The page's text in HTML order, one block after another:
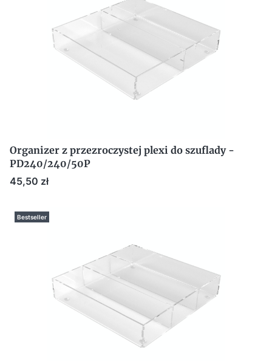
Organizer z przezroczystej plexi do szuflady -
PD240/240/50P
Cena
45,50 zł
Bestseller